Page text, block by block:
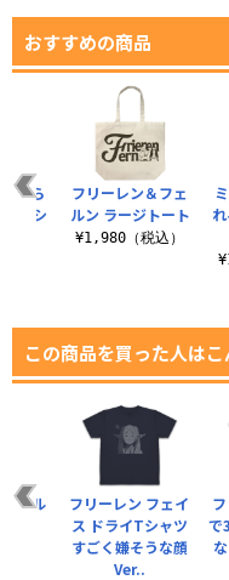
おすすめの商品
べら
ン シ
フリーレン＆フェ
ルン ラージトート
¥1,980（税込）
この商品を買った人は
で
リル
フリーレン フェイ
ス ドライTシャツ
すごく嫌そうな顔
Ver..